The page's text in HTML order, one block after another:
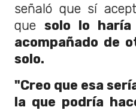
señaló que sí
que solo lo haría
acompañado de
solo.
"Creo que esa
la que podría